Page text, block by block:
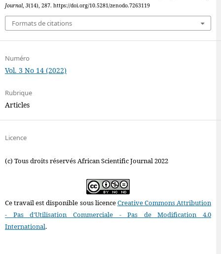
Journal, 3(14), 287. https://doi.org/10.5281/zenodo.7263119
Formats de citations
Numéro
Vol. 3 No 14 (2022)
Rubrique
Articles
Licence
(c) Tous droits réservés African Scientific Journal 2022
Ce travail est disponible sous licenceCreative Commons Attribution
- Pas d'Utilisation Commerciale - Pas de Modification 4.0
International.